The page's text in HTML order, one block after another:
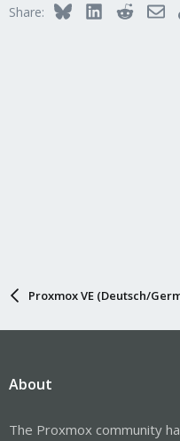
Share: BlueskyLinkedInReddit
Proxmox VE (Deutsch/
About
The Proxmox community